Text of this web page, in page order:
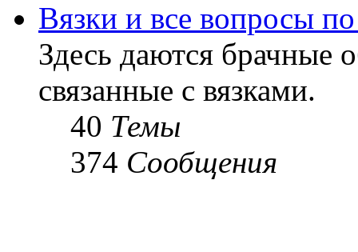
Вязки и все вопросы
Здесь даются брачные
связанные с вязками.
40 Темы
374 Сообщения